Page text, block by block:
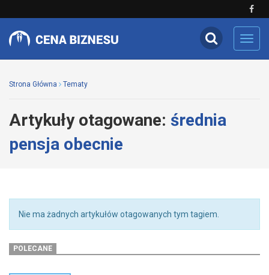
Strona Główna Tematy
Artykuły otagowane: średnia
pensja obecnie
Nie ma żadnych artykułów otagowanych tym tagiem.
POLECANE